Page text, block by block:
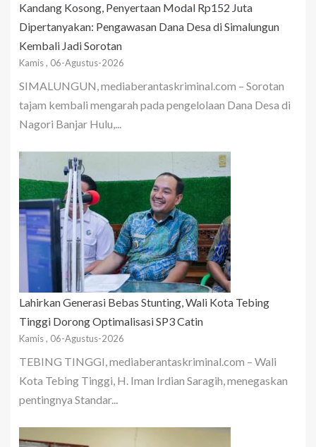
Kandang Kosong, Penyertaan Modal Rp152 Juta
Dipertanyakan: Pengawasan Dana Desa di Simalungun
Kembali Jadi Sorotan
Kamis , 06-Agustus-2026
SIMALUNGUN, mediaberantaskriminal.com – Sorotan
tajam kembali mengarah pada pengelolaan Dana Desa di
Nagori Banjar Hulu,...
Lahirkan Generasi Bebas Stunting, Wali Kota Tebing
Tinggi Dorong Optimalisasi SP3 Catin
Kamis , 06-Agustus-2026
TEBING TINGGI, mediaberantaskriminal.com – Wali
Kota Tebing Tinggi, H. Iman Irdian Saragih, menegaskan
pentingnya Standar...